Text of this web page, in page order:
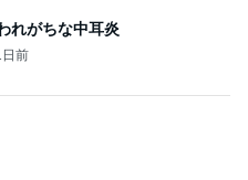
れがちな中耳炎
日前